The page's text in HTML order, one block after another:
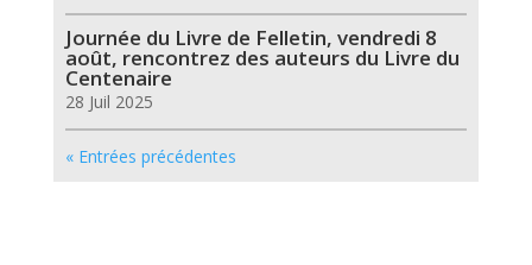
Journée du Livre de Felletin, vendredi 8
août, rencontrez des auteurs du Livre du
Centenaire
28 Juil 2025
« Entrées précédentes